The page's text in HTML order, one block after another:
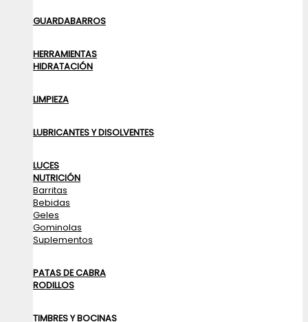
GUARDABARROS
HERRAMIENTAS
HIDRATACIÓN
LIMPIEZA
LUBRICANTES Y DISOLVENTES
LUCES
NUTRICIÓN
Barritas
Bebidas
Geles
Gominolas
Suplementos
PATAS DE CABRA
RODILLOS
TIMBRES Y BOCINAS